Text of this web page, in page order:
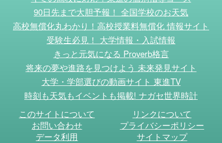
90日先まで大胆予報！ 全国学校のお天気
高校無償化丸わかり！高校授業料無償化 情報サイト
受験生必見！ 大学情報・入試情報
きっと元気になる Proverb格言
将来の夢や進路を見つけよう 未来発見サイト
大学・学部選びの動画サイト 東進TV
時刻も天気もイベントも掲載! ナガセ世界時計
このサイトについて
リンクについて
お問い合わせ
プライバシーポリシー
データ利用
サイトマップ